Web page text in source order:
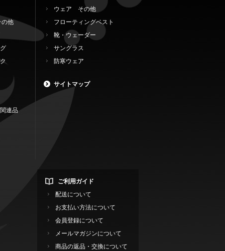
の他
連品
ウェア その他
フローティングベスト
靴・ウェーダー
サングラス
防寒ウェア
サイトマップ
ご利用ガイド
配送について
お支払い方法について
会員登録について
メールマガジンについて
商品の返品・交換について